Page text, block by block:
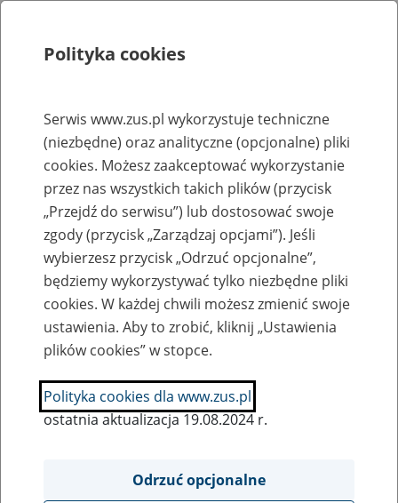
Rejestry, ewidencje i archiwa
Baza zlikwidowanych lub
przekształconych zakładów pracy
Nazwa zakładu pracy:
SZUKAJ
Polityka cookies
Serwis www.zus.pl wykorzystuje techniczne
(niezbędne) oraz analityczne (opcjonalne) pliki
cookies. Możesz zaakceptować wykorzystanie
przez nas wszystkich takich plików (przycisk
„Przejdź do serwisu”) lub dostosować swoje
zgody (przycisk „Zarządzaj opcjami”). Jeśli
wybierzesz przycisk „Odrzuć opcjonalne”,
będziemy wykorzystywać tylko niezbędne pliki
cookies. W każdej chwili możesz zmienić swoje
ustawienia. Aby to zrobić, kliknij „Ustawienia
plików cookies” w stopce.
Polityka cookies dla www.zus.pl
ostatnia aktualizacja 19.08.2024 r.
Odrzuć opcjonalne